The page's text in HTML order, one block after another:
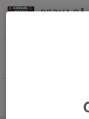
PROVA PÅ
SCHEMA